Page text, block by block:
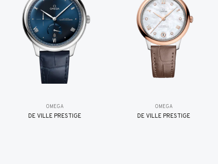
OMEGA
DE VILLE PRESTIGE
OMEGA
DE VILLE PRESTIGE